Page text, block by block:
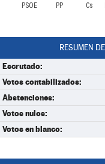
PSOE PP Cs
RESUMEN
Escrutado:
Votos contabilizados:
Abstenciones:
Votos nulos:
Votos en blanco: